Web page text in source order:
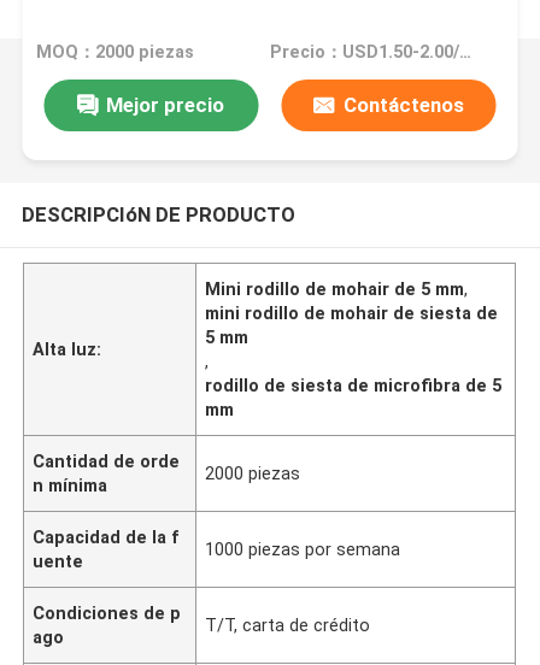
MOQ：2000 piezas Precio：USD1.50-2.00/Pc
Mejor precio Contáctenos
DESCRIPCIóN DE PRODUCTO
Alta luz:
Mini rodillo de mohair de 5 mm,
mini rodillo de mohair de siesta de
5 mm
,
rodillo de siesta de microfibra de 5
mm
Cantidad de orde
n mínima
2000 piezas
Capacidad de la f
uente
1000 piezas por semana
Condiciones de p
ago
T/T, carta de crédito